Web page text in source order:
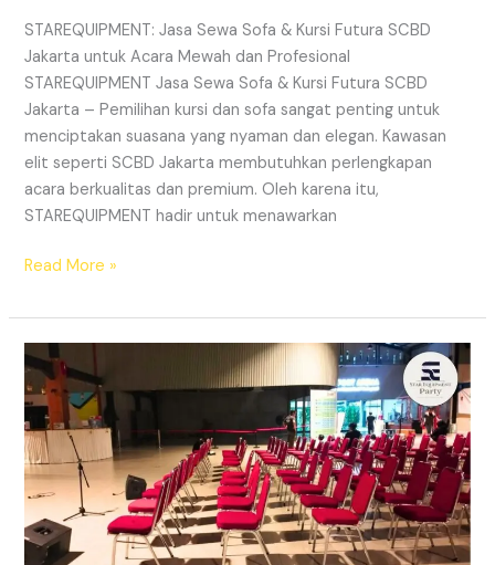
STAREQUIPMENT: Jasa Sewa Sofa & Kursi Futura SCBD
Jakarta untuk Acara Mewah dan Profesional
STAREQUIPMENT Jasa Sewa Sofa & Kursi Futura SCBD
Jakarta – Pemilihan kursi dan sofa sangat penting untuk
menciptakan suasana yang nyaman dan elegan. Kawasan
elit seperti SCBD Jakarta membutuhkan perlengkapan
acara berkualitas dan premium. Oleh karena itu,
STAREQUIPMENT hadir untuk menawarkan
JASA
SOFA
&
KURSI
FUTURA
SCBD
JAKARTA
Read More »